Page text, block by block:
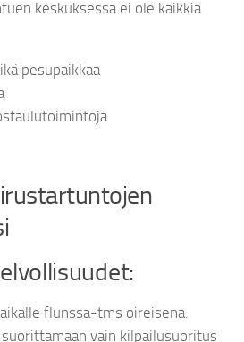
keskuksessa ei ole kaikkia
pesupaikkaa
flunssa-tms oireisena.
suorittamaan vain kilpailusuoritus